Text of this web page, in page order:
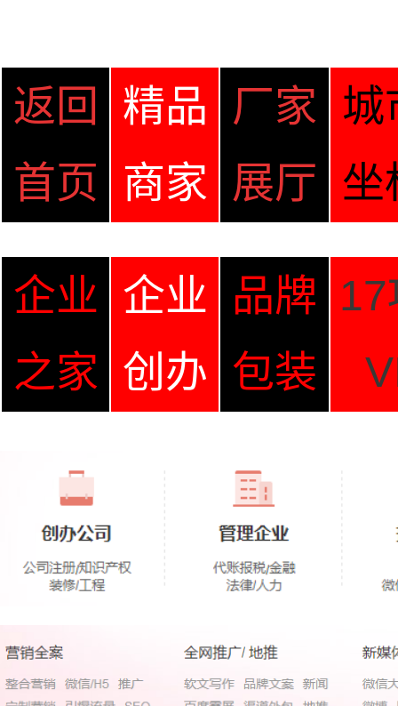
返回
首页
精品
商家
厂家
展厅
城
坐
企业
之家
企业
创办
品牌
包装
17